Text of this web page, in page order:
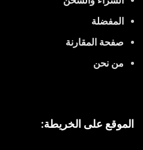
المفضلة
صفحة المقارنة
من نحن
الموقع على الخريطة: